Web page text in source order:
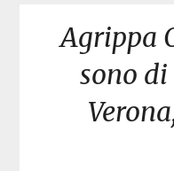
Agrippa
sono di